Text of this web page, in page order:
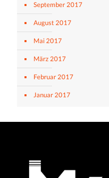
September 2017
August 2017
Mai 2017
März 2017
Februar 2017
Januar 2017